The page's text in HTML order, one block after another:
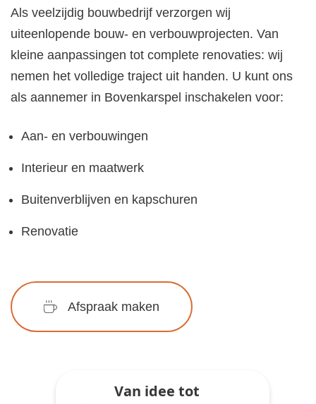
Als veelzijdig bouwbedrijf verzorgen wij
uiteenlopende bouw- en verbouwprojecten. Van
kleine aanpassingen tot complete renovaties: wij
nemen het volledige traject uit handen. U kunt ons
als aannemer in Bovenkarspel inschakelen voor:
Aan- en verbouwingen
Interieur en maatwerk
Buitenverblijven en kapschuren
Renovatie
Afspraak maken
Van idee tot